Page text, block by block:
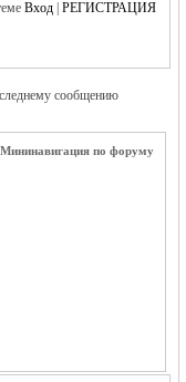
Вход |РЕГИСТРАЦИЯ
сообщению
Мининавигация по форуму